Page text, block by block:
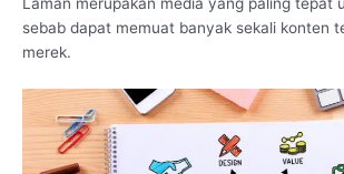
sebab dapat memuat banyak sekali konten
merek.